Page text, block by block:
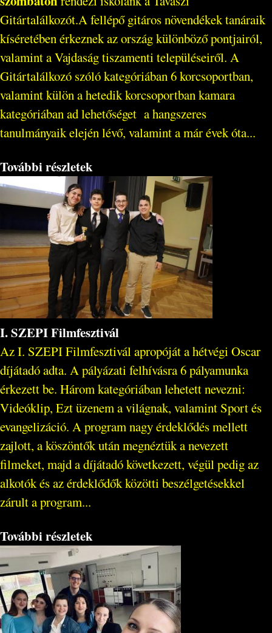
Gitártalálkozót.A fellépő gitáros növendékek tanáraik
kíséretében érkeznek az ország különböző pontjairól,
valamint a Vajdaság tiszamenti településeiről. A
Gitártalálkozó szóló kategóriában 6 korcsoportban,
valamint külön a hetedik korcsoportban kamara
kategóriában ad lehetőséget a hangszeres
tanulmányaik elején lévő, valamint a már évek óta...
További részletek
I. SZEPI Filmfesztivál
Az I. SZEPI Filmfesztivál apropóját a hétvégi Oscar
díjátadó adta. A pályázati felhívásra 6 pályamunka
érkezett be. Három kategóriában lehetett nevezni:
Videóklip, Ezt üzenem a világnak, valamint Sport és
evangelizáció. A program nagy érdeklődés mellett
zajlott, a köszöntők után megnéztük a nevezett
filmeket, majd a díjátadó következett, végül pedig az
alkotók és az érdeklődők közötti beszélgetésekkel
zárult a program...
További részletek